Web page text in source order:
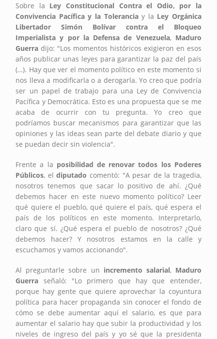
Sobre la Ley Constitucional Contra el Odio, por la
Convivencia Pacífica y la Toleranciay la Ley Orgánica
Libertador Simón Bolívar contra el Bloqueo
Imperialista y por la Defensa de Venezuela, Maduro
Guerra dijo: "Los momentos históricos exigieron en esos
años publicar unas leyes para garantizar la paz del país
(…). Hay que ver el momento político en este momento si
nos lleva a modificarla o a derogarla. Yo creo que podría
ser un papel de trabajo para una Ley de Convivencia
Pacífica y Democrática. Esto es una propuesta que se me
acaba de ocurrir con tu pregunta. Yo creo que
podríamos buscar mecanismos para garantizar que las
opiniones y las ideas sean parte del debate diario y que
se puedan decir sin violencia".
Frente a la posibilidad de renovar todos los Poderes
Públicos, eldiputado comentó: "A pesar de la tragedia,
nosotros tenemos que sacar lo positivo de ahí. ¿Qué
debemos hacer en este nuevo momento político? Leer
qué quiere el pueblo, qué quiere el país, qué espera el
país de los políticos en este momento. Interpretarlo,
claro que sí. ¿Qué espera el pueblo de nosotros? ¿Qué
debemos hacer? Y nosotros estamos en la calle y
escuchamos y vamos accionando".
Al preguntarle sobre un incremento salarial, Maduro
Guerra señaló: "Lo primero que hay que entender,
porque hay gente que quiere aprovechar la coyuntura
política para hacer propaganda sin conocer el fondo de
cómo se debe aumentar aquí el salario, es que para
aumentar el salario hay que subir la productividad y los
niveles de ingreso del país y yo sé que la presidenta